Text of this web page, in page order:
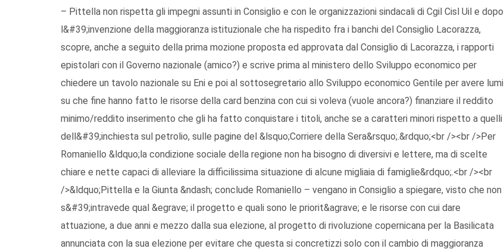
– Pittella non rispetta gli impegni assunti in Consiglio e con le organizzazioni sindacali di Cgil Cisl Uil e dopo
l&#39;invenzione della maggioranza istituzionale che ha rispedito fra i banchi del Consiglio Lacorazza,
scopre, anche a seguito della prima mozione proposta ed approvata dal Consiglio di Lacorazza, i rapporti
epistolari con il Governo nazionale (amico?) e scrive prima al ministero dello Sviluppo economico per
chiedere un tavolo nazionale su Eni e poi al sottosegretario allo Sviluppo economico Gentile per avere lumi
su che fine hanno fatto le risorse della card benzina con cui si voleva (vuole ancora?) finanziare il reddito
minimo/reddito inserimento che gli ha fatto conquistare i titoli, anche se a caratteri minori rispetto a quelli
dell&#39;inchiesta sul petrolio, sulle pagine del &lsquo;Corriere della Sera&rsquo;.&rdquo;<br /><br />Per
Romaniello &ldquo;la condizione sociale della regione non ha bisogno di diversivi e lettere, ma di scelte
chiare e nette capaci di alleviare la difficilissima situazione di alcune migliaia di famiglie&rdquo;.<br /><br
/>&ldquo;Pittella e la Giunta &ndash; conclude Romaniello – vengano in Consiglio a spiegare, visto che non
s&#39;intravede qual &egrave; il progetto e quali sono le priorit&agrave; e le risorse con cui dare
attuazione, a due anni e mezzo dalla sua elezione, al progetto di rivoluzione copernicana per la Basilicata
annunciata con la sua elezione per evitare che questa si concretizzi solo con il cambio di maggioranza